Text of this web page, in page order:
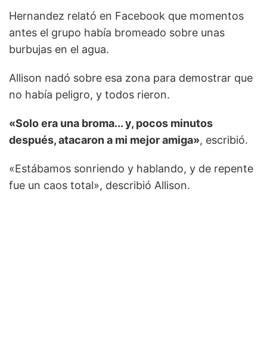
Hernandez relató en Facebook que momentos
antes el grupo había bromeado sobre unas
burbujas en el agua.
Allison nadó sobre esa zona para demostrar que
no había peligro, y todos rieron.
«Solo era una broma... y, pocos minutos
después, atacaron a mi mejor amiga», escribió.
«Estábamos sonriendo y hablando, y de repente
fue un caos total», describió Allison.